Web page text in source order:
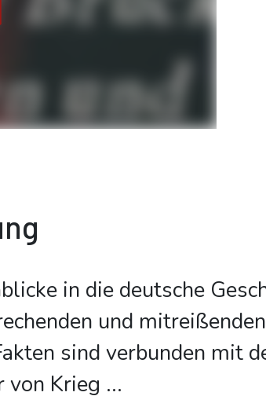
in die deutsche
und
sind verbunden mit
von Krieg ...